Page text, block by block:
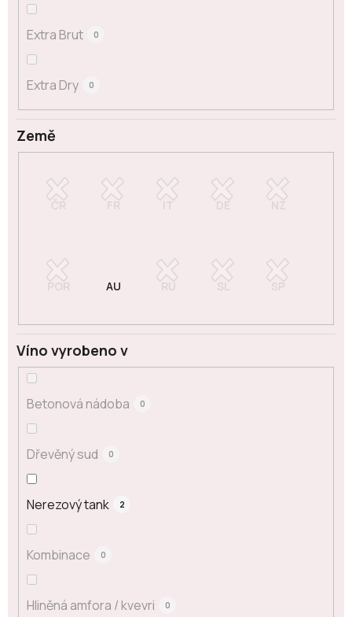
Země
Extra Brut 0
Extra Dry 0
Víno vyrobeno v
Betonová nádoba 0
Dřevěný sud 0
Nerezový tank 2
Kombinace 0
Hliněná amfora / kvevri 0